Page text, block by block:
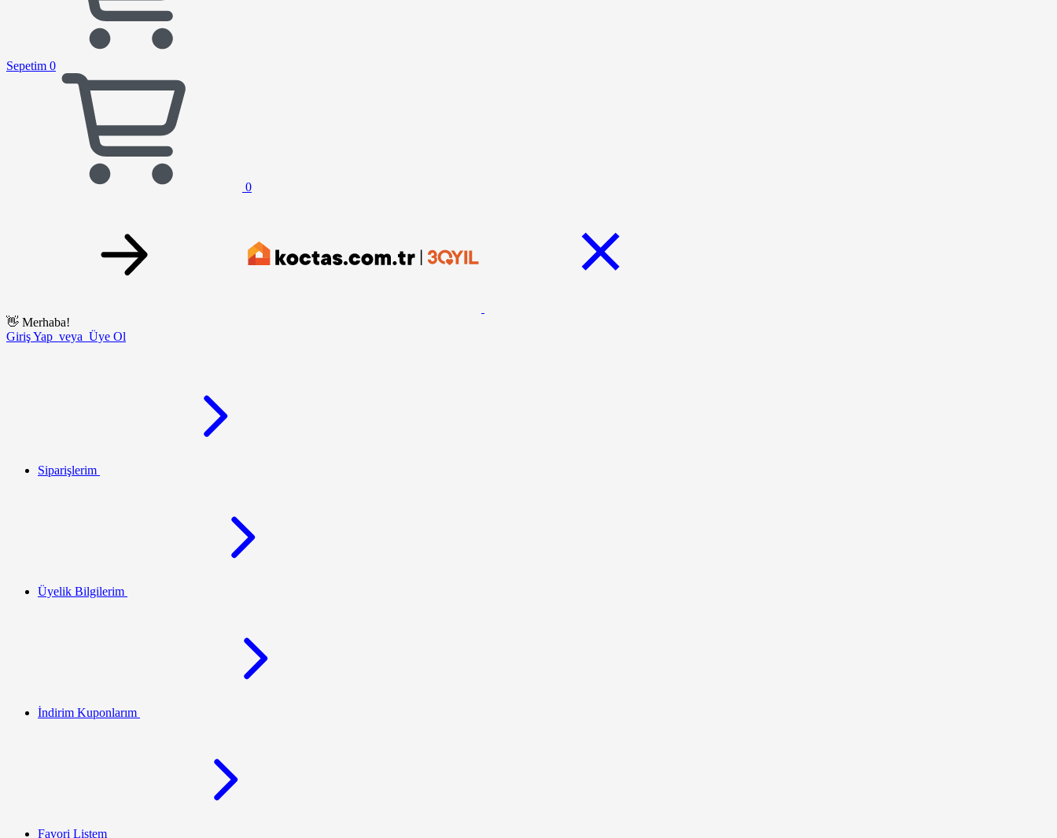
Sepetim 0
0
👋 Merhaba!
Giriş Yap veya Üye Ol
Siparişlerim
Üyelik Bilgilerim
İndirim Kuponlarım
Favori Listem